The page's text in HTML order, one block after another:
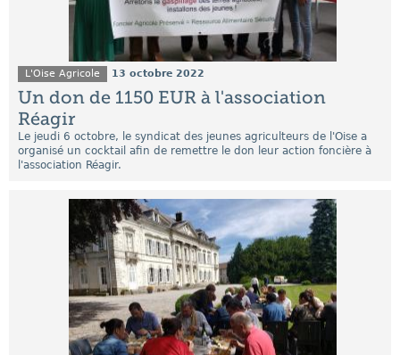
L'Oise Agricole 13 octobre 2022
Un don de 1150 EUR à l'association
Réagir
Le jeudi 6 octobre, le syndicat des jeunes agriculteurs de l'Oise a
organisé un cocktail afin de remettre le don leur action foncière à
l'association Réagir.